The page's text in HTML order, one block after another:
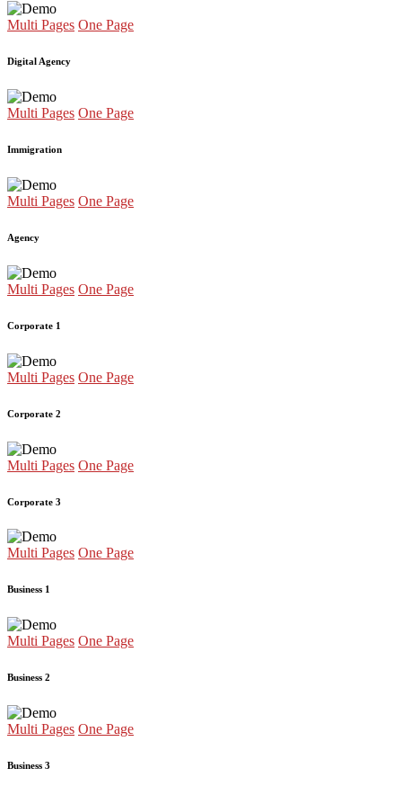
Multi Pages One Page
Digital Agency
Multi Pages One Page
Immigration
Multi Pages One Page
Agency
Multi Pages One Page
Corporate 1
Multi Pages One Page
Corporate 2
Multi Pages One Page
Corporate 3
Multi Pages One Page
Business 1
Multi Pages One Page
Business 2
Multi Pages One Page
Business 3